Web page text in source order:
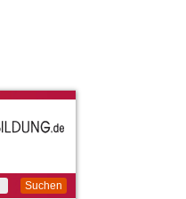
Suchen